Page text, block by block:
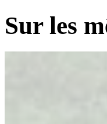
Sur les